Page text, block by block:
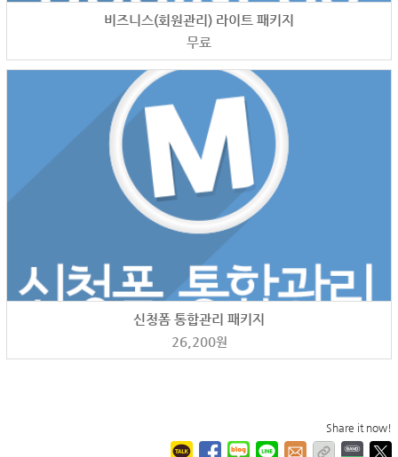
비즈니스(회원관리) 라이트 패키지
무료
신청폼 통합관리 패키지
26,200원
Share it now!